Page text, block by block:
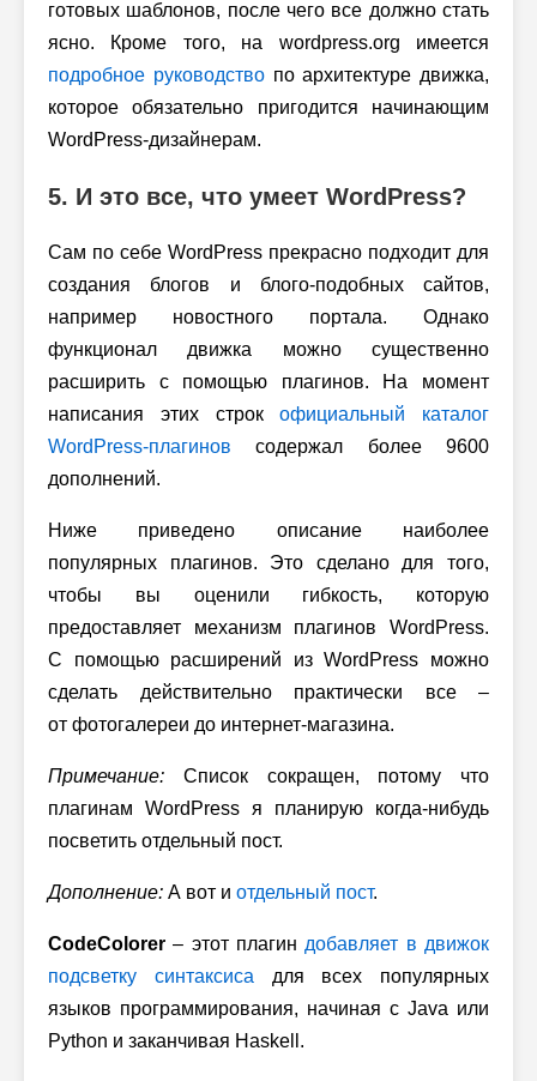
готовых шаблонов, после чего все должно стать
ясно. Кроме того, на wordpress.org имеется
подробное руководствопо архитектуре движка,
которое обязательно пригодится начинающим
WordPress-дизайнерам.
5. И это все, что умеет WordPress?
Сам по себе WordPress прекрасно подходит для
создания блогов и блого-подобных сайтов,
например новостного портала. Однако
функционал движка можно существенно
расширить с помощью плагинов. На момент
написания этих строкофициальный каталог
WordPress-плагинов содержал более 9600
дополнений.
Ниже приведено описание наиболее
популярных плагинов. Это сделано для того,
чтобы вы оценили гибкость, которую
предоставляет механизм плагинов WordPress.
С помощью расширений из WordPress можно
сделать действительно практически все –
от фотогалереи до интернет-магазина.
Примечание: Список сокращен, потому что
плагинам WordPress я планирую когда-нибудь
посветить отдельный пост.
Дополнение: А вот и отдельный пост.
CodeColorer – этот плагиндобавляет в движок
подсветку синтаксисадля всех популярных
языков программирования, начиная с Java или
Python и заканчивая Haskell.